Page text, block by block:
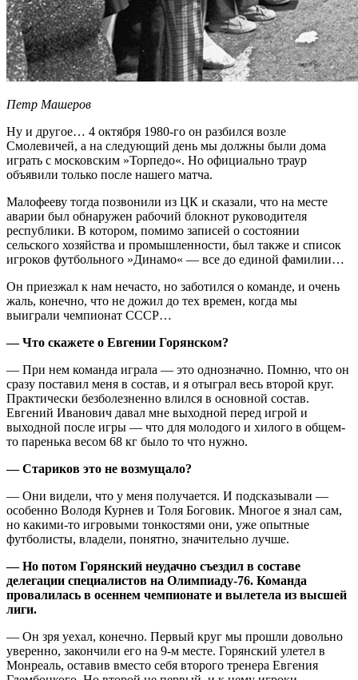
Петр Машеров
Ну и другое… 4 октября 1980-го он разбился возле
Смолевичей, а на следующий день мы должны были дома
играть с московским »Торпедо«. Но официально траур
объявили только после нашего матча.
Малофееву тогда позвонили из ЦК и сказали, что на месте
аварии был обнаружен рабочий блокнот руководителя
республики. В котором, помимо записей о состоянии
сельского хозяйства и промышленности, был также и список
игроков футбольного »Динамо« — все до единой фамилии…
Он приезжал к нам нечасто, но заботился о команде, и очень
жаль, конечно, что не дожил до тех времен, когда мы
выиграли чемпионат СССР…
— Что скажете о Евгении Горянском?
— При нем команда играла — это однозначно. Помню, что он
сразу поставил меня в состав, и я отыграл весь второй круг.
Практически безболезненно влился в основной состав.
Евгений Иванович давал мне выходной перед игрой и
выходной после игры — что для молодого и хилого в общем-
то паренька весом 68 кг было то что нужно.
— Стариков это не возмущало?
— Они видели, что у меня получается. И подсказывали —
особенно Володя Курнев и Толя Боговик. Многое я знал сам,
но какими-то игровыми тонкостями они, уже опытные
футболисты, владели, понятно, значительно лучше.
— Но потом Горянский неудачно съездил в составе
делегации специалистов на Олимпиаду-76. Команда
провалилась в осеннем чемпионате и вылетела из высшей
лиги.
— Он зря уехал, конечно. Первый круг мы прошли довольно
уверенно, закончили его на 9-м месте. Горянский улетел в
Монреаль, оставив вместо себя второго тренера Евгения